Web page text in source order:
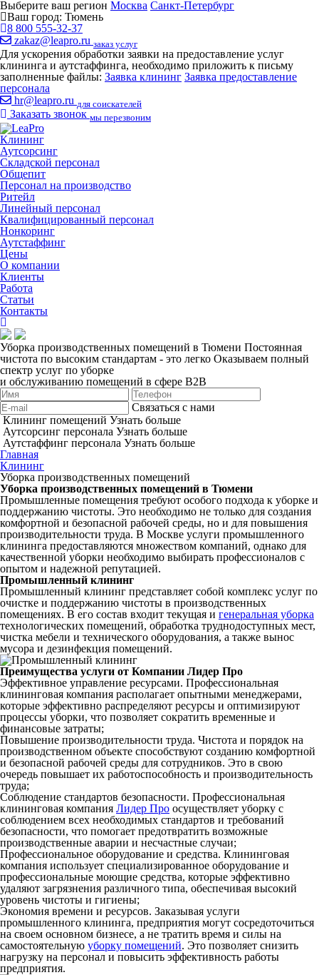
Выберите ваш регион Москва Санкт-Петербург
Ваш город: Тюмень
8 800 555-32-37
zakaz@leapro.ru заказ услуг
Для ускорения обработки заявки на предоставление услуг
клининга и аутстаффинга, необходимо приложить к письму
заполненные файлы: Заявка клининг Заявка предоставление
персонала
hr@leapro.ru для соискателей
Заказать звонок мы перезвоним
Клининг
Аутсорсинг
Складской персонал
Общепит
Персонал на производство
Ритейл
Линейный персонал
Квалифицированный персонал
Нонкоринг
Аутстаффинг
Цены
О компании
Клиенты
Работа
Статьи
Контакты
Уборка производственных помещений в Тюмени Постоянная
чистота по высоким стандартам - это легко Оказываем полный
спектр услуг по уборке
и обслуживанию помещений в сфере B2B
Связаться с нами
Клининг помещений Узнать больше
Аутсорсинг персонала Узнать больше
Аутстаффинг персонала Узнать больше
Главная
Клининг
Уборка производственных помещений
Уборка производственных помещений в Тюмени
Промышленные помещения требуют особого подхода к уборке и
поддержанию чистоты. Это необходимо не только для создания
комфортной и безопасной рабочей среды, но и для повышения
производительности труда. В Москве услуги промышленного
клининга предоставляются множеством компаний, однако для
качественной уборки необходимо выбирать профессионалов с
опытом и надежной репутацией.
Промышленный клининг
Промышленный клининг представляет собой комплекс услуг по
очистке и поддержанию чистоты в производственных
помещениях. В его состав входит текущая и генеральная уборка
технологических помещений, обработка труднодоступных мест,
чистка мебели и технического оборудования, а также вынос
мусора и дезинфекция помещений.
Преимущества услуги от Компании Лидер Про
Эффективное управление ресурсами. Профессиональная
клининговая компания располагает опытными менеджерами,
которые эффективно распределяют ресурсы и оптимизируют
процессы уборки, что позволяет сократить временные и
финансовые затраты;
Повышение производительности труда. Чистота и порядок на
производственном объекте способствуют созданию комфортной
и безопасной рабочей среды для сотрудников. Это в свою
очередь повышает их работоспособность и производительность
труда;
Соблюдение стандартов безопасности. Профессиональная
клининговая компания Лидер Про осуществляет уборку с
соблюдением всех необходимых стандартов и требований
безопасности, что помогает предотвратить возможные
производственные аварии и несчастные случаи;
Профессиональное оборудование и средства. Клининговая
компания использует специализированное оборудование и
профессиональные моющие средства, которые эффективно
удаляют загрязнения различного типа, обеспечивая высокий
уровень чистоты и гигиены;
Экономия времени и ресурсов. Заказывая услуги
промышленного клининга, предприятия могут сосредоточиться
на своем основном бизнесе, а не тратить время и силы на
самостоятельную уборку помещений. Это позволяет снизить
нагрузку на персонал и повысить эффективность работы
предприятия.